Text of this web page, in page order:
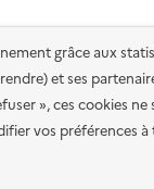
grâce aux
et ses
», ces cookies ne
vos préférences
Mentions légales